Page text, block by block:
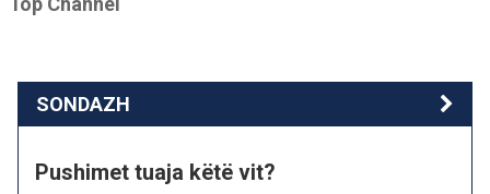
SONDAZH
Pushimet tuaja këtë vit?